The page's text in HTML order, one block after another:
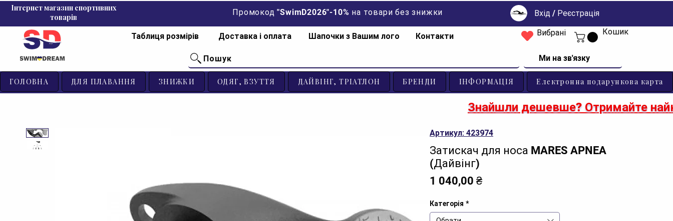
Інтернет магазин спортивних
товарів
Промокод "SwimD2026"-10% на товари без знижки Вхід / Реєстрація
Таблиця розмірів Доставка і оплата Шапочки з Вашим лого Контакти Вибрані Кошик
Пошук Ми на зв'язку
ГОЛОВНА ДЛЯ ПЛАВАННЯ ЗНИЖКИ ОДЯГ, ВЗУТТЯ ДАЙВІНГ, ТРІАТЛОН БРЕНДИ ІНФОРМАЦІЯ Електронна подарункова карта
Артикул: 423974
Затискач для носа MARES APNEA
(Дайвінг)
1 040,00 ₴Ціна
Категорія *
Знайшли дешевше? Отримайте